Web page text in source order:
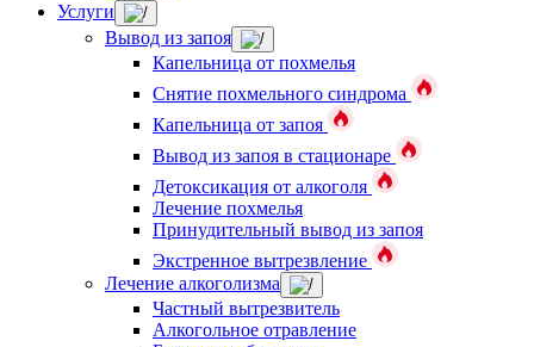
Услуги
Вывод из запоя
Капельница от похмелья
Снятие похмельного синдрома
Капельница от запоя
Вывод из запоя в стационаре
Детоксикация от алкоголя
Лечение похмелья
Принудительный вывод из запоя
Экстренное вытрезвление
Лечение алкоголизма
Частный вытрезвитель
Алкогольное отравление